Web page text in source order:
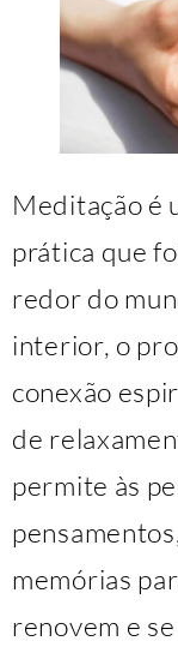
Meditação é
prática que
redor do
interior, o
conexão
de
permite às
memórias
renovem e